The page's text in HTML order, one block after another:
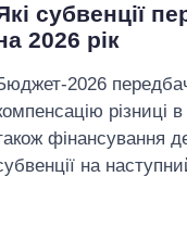
субвенції
2026 рік
2026
різниці
фінансування
на